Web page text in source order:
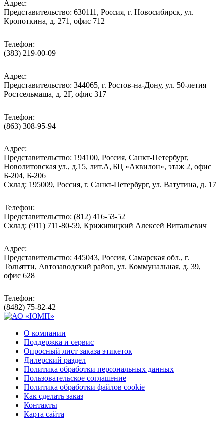
Адрес:
Представительство: 630111, Россия, г. Новосибирск, ул.
Кропоткина, д. 271, офис 712
Телефон:
(383) 219-00-09
Адрес:
Представительство: 344065, г. Ростов-на-Дону, ул. 50-летия
Ростсельмаша, д. 2Г, офис 317
Телефон:
(863) 308-95-94
Адрес:
Представительство: 194100, Россия, Санкт-Петербург,
Новолитовская ул., д.15, лит.А, БЦ «Аквилон», этаж 2, офис
Б-204, Б-206
Склад: 195009, Россия, г. Санкт-Петербург, ул. Ватутина, д. 17
Телефон:
Представительство: (812) 416-53-52
Склад: (911) 711-80-59, Криживицкий Алексей Витальевич
Адрес:
Представительство: 445043, Россия, Самарская обл., г.
Тольятти, Автозаводский район, ул. Коммунальная, д. 39,
офис 628
Телефон:
(8482) 75-82-42
О компании
Поддержка и сервис
Опросный лист заказа этикеток
Дилерский раздел
Политика обработки персональных данных
Пользовательское соглашение
Политика обработки файлов cookie
Как сделать заказ
Контакты
Карта сайта